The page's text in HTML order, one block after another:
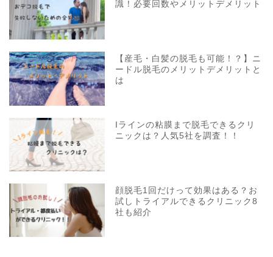
識！必要回数やメリットデメリット
【産毛・白髪の脱毛も可能！？】ニ
ードル脱毛のメリットデメリットと
は
Iラインの粘膜まで脱毛できるクリ
ニックは？人気5社を調査！！
顔脱毛1回だけって効果はある？お
試しトライアルできるクリニック8
社も紹介